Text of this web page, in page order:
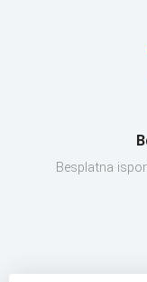
Besplatna